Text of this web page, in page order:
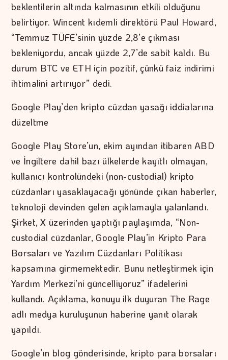
beklentilerin altında kalmasının etkili olduğunu
belirtiyor. Wincent kıdemli direktörü Paul Howard,
“Temmuz TÜFE’sinin yüzde 2,8’e çıkması
bekleniyordu, ancak yüzde 2,7’de sabit kaldı. Bu
durum BTC ve ETH için pozitif, çünkü faiz indirimi
ihtimalini artırıyor” dedi.
Google Play’den kripto cüzdan yasağı iddialarına
düzeltme
Google Play Store’un, ekim ayından itibaren ABD
ve İngiltere dahil bazı ülkelerde kayıtlı olmayan,
kullanıcı kontrolündeki (non-custodial) kripto
cüzdanları yasaklayacağı yönünde çıkan haberler,
teknoloji devinden gelen açıklamayla yalanlandı.
Şirket, X üzerinden yaptığı paylaşımda, “Non-
custodial cüzdanlar, Google Play’in Kripto Para
Borsaları ve Yazılım Cüzdanları Politikası
kapsamına girmemektedir. Bunu netleştirmek için
Yardım Merkezi’ni güncelliyoruz” ifadelerini
kullandı. Açıklama, konuyu ilk duyuran The Rage
adlı medya kuruluşunun haberine yanıt olarak
yapıldı.
Google’ın blog gönderisinde, kripto para borsaları